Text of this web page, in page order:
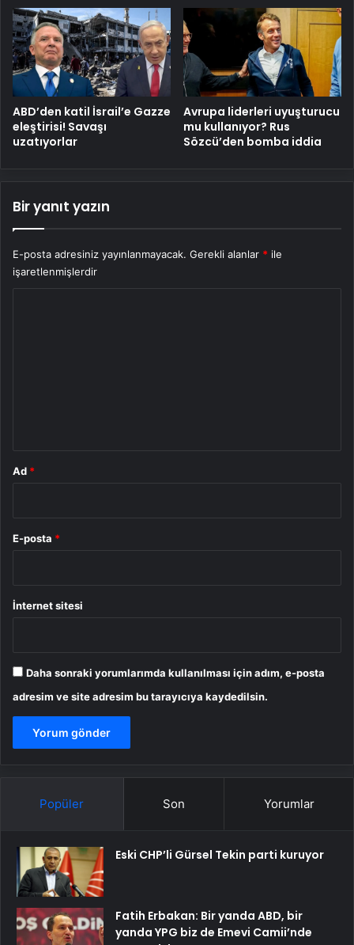
ABD’den katil İsrail’e Gazze
eleştirisi! Savaşı
uzatıyorlar
Avrupa liderleri uyuşturucu
mu kullanıyor? Rus
Sözcü’den bomba iddia
Bir yanıt yazın
E-posta adresiniz yayınlanmayacak. Gerekli alanlar * ile
işaretlenmişlerdir
Ad *
E-posta *
İnternet sitesi
Daha sonraki yorumlarımda kullanılması için adım, e-posta
adresim ve site adresim bu tarayıcıya kaydedilsin.
Popüler Son Yorumlar
Eski CHP’li Gürsel Tekin parti kuruyor
Fatih Erbakan: Bir yanda ABD, bir
yanda YPG biz de Emevi Camii’nde